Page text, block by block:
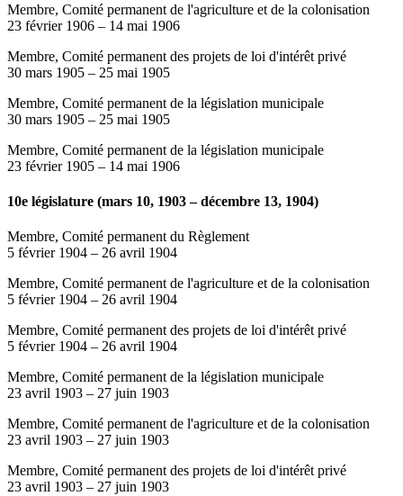
Membre, Comité permanent de l'agriculture et de la colonisation
23 février 1906 – 14 mai 1906
Membre, Comité permanent des projets de loi d'intérêt privé
30 mars 1905 – 25 mai 1905
Membre, Comité permanent de la législation municipale
30 mars 1905 – 25 mai 1905
Membre, Comité permanent de la législation municipale
23 février 1905 – 14 mai 1906
10e législature (mars 10, 1903 – décembre 13, 1904)
Membre, Comité permanent du Règlement
5 février 1904 – 26 avril 1904
Membre, Comité permanent de l'agriculture et de la colonisation
5 février 1904 – 26 avril 1904
Membre, Comité permanent des projets de loi d'intérêt privé
5 février 1904 – 26 avril 1904
Membre, Comité permanent de la législation municipale
23 avril 1903 – 27 juin 1903
Membre, Comité permanent de l'agriculture et de la colonisation
23 avril 1903 – 27 juin 1903
Membre, Comité permanent des projets de loi d'intérêt privé
23 avril 1903 – 27 juin 1903